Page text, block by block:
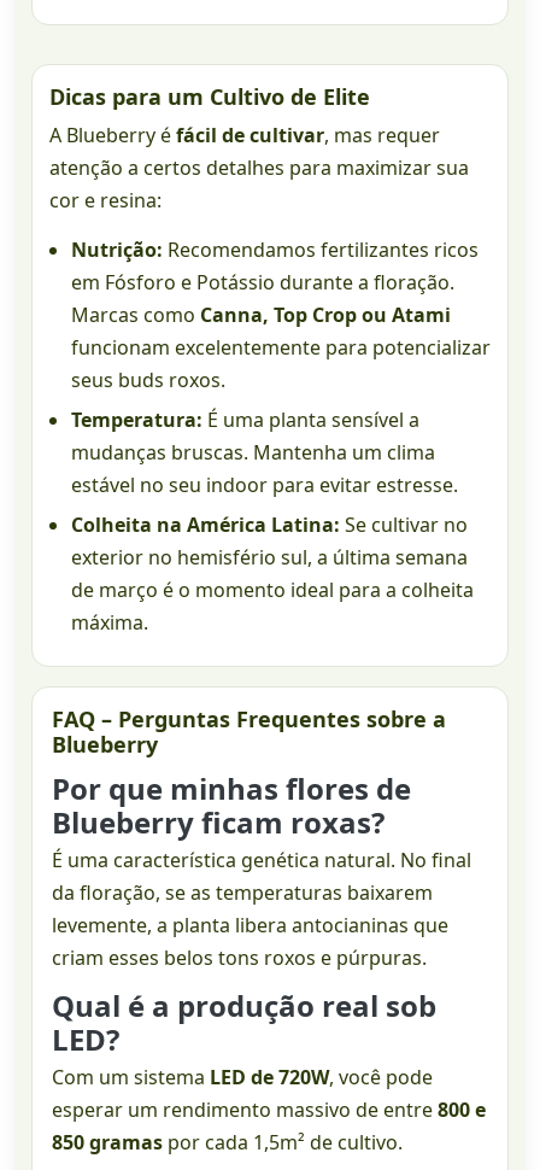
Dicas para um Cultivo de Elite
A Blueberry éfácil de cultivar, mas requer
atenção a certos detalhes para maximizar sua
cor e resina:
Nutrição: Recomendamos fertilizantes ricos
em Fósforo e Potássio durante a floração.
Marcas como Canna, Top Crop ou Atami
funcionam excelentemente para potencializar
seus buds roxos.
Temperatura: É uma planta sensível a
mudanças bruscas. Mantenha um clima
estável no seu indoor para evitar estresse.
Colheita na América Latina: Se cultivar no
exterior no hemisfério sul, a última semana
de março é o momento ideal para a colheita
máxima.
FAQ – Perguntas Frequentes sobre a
Blueberry
Por que minhas flores de
Blueberry ficam roxas?
É uma característica genética natural. No final
da floração, se as temperaturas baixarem
levemente, a planta libera antocianinas que
criam esses belos tons roxos e púrpuras.
Qual é a produção real sob
LED?
Com um sistema LED de 720W, você pode
esperar um rendimento massivo de entre800 e
850 gramas por cada 1,5m² de cultivo.